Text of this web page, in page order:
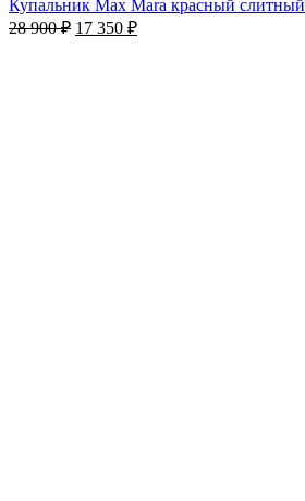
Купальник Max Mara красный cлитный
28 900₽ 17 350 ₽